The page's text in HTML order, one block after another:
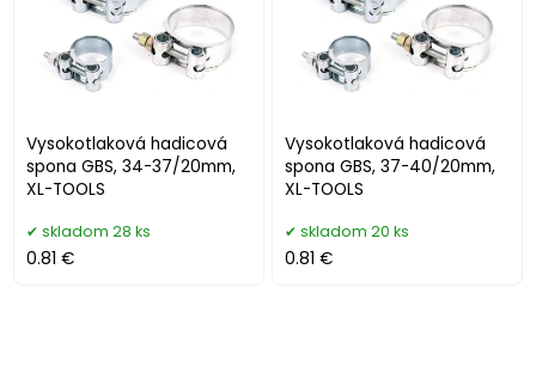
Vysokotlaková hadicová
spona GBS, 34-37/20mm,
XL-TOOLS
skladom 28 ks
0.81 €
Vysokotlaková hadicová
spona GBS, 37-40/20mm,
XL-TOOLS
skladom 20 ks
0.81 €